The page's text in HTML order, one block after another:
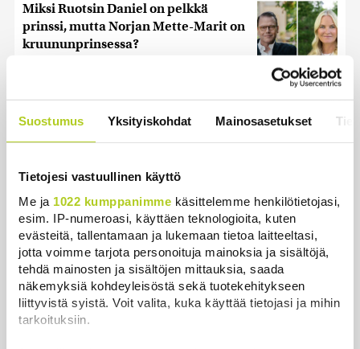
Suostumus Yksityiskohdat Mainosasetukset
Tietojesi vastuullinen käyttö
Me ja 1022 kumppanimme käsittelemme henkilötietojasi,
esim. IP-numeroasi, käyttäen teknologioita, kuten
evästeitä, tallentamaan ja lukemaan tietoa laitteeltasi,
jotta voimme tarjota personoituja mainoksia ja sisältöjä,
tehdä mainosten ja sisältöjen mittauksia, saada
näkemyksiä kohdeyleisöstä sekä tuotekehitykseen
liittyvistä syistä. Voit valita, kuka käyttää tietojasi ja mihin
tarkoituksiin.
Miksi Ruotsin Daniel on pelkkä
prinssi, mutta Norjan Mette-Marit on
kruununprinsessa?
HS: Kaikkonen puoluejohtajien
ykkönen
Uutiset | 8.8.2026 13:09
Palautitko puistosta löydetyt pullot
tai pakastitko marjat ennen myyntiä?
Verottaja vaatii osansa
Uutiset | 7.8.2026 21:42
Timo Laaninen julistaa Wille
Rydmanin Suomen taitavimmaksi
poliitikoksi